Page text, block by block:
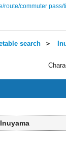
route/commuter
search ＞